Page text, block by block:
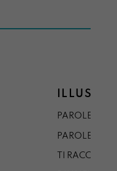
PAROLE DAL
PAROLE DA
TI